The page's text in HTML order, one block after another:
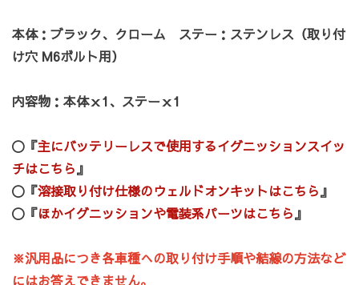
お買い物を続ける カートへ進む
本体：ブラック、クローム ステー：ステンレス（取り付
け穴 M6ボルト用）
内容物：本体ｘ1、ステーｘ1
〇『主にバッテリーレスで使用するイグニッションスイッ
チはこちら』
〇『溶接取り付け仕様のウェルドオンキットはこちら』
〇『ほかイグニッションや電装系パーツはこちら』
※汎用品につき各車種への取り付け手順や結線の方法など
にはお答えできません。